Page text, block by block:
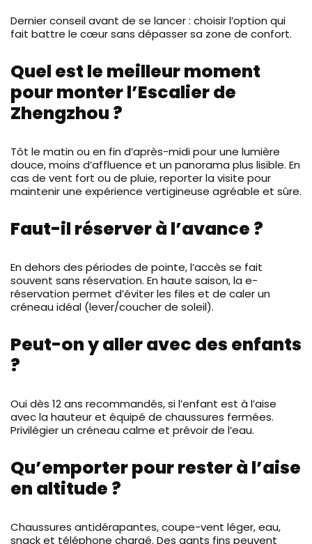
Dernier conseil avant de se lancer : choisir l’option qui
fait battre le cœur sans dépasser sa zone de confort.
Quel est le meilleur moment
pour monter l’Escalier de
Zhengzhou ?
Tôt le matin ou en fin d’après-midi pour une lumière
douce, moins d’affluence et un panorama plus lisible. En
cas de vent fort ou de pluie, reporter la visite pour
maintenir une expérience vertigineuse agréable et sûre.
Faut-il réserver à l’avance ?
En dehors des périodes de pointe, l’accès se fait
souvent sans réservation. En haute saison, la e-
réservation permet d’éviter les files et de caler un
créneau idéal (lever/coucher de soleil).
Peut-on y aller avec des enfants
?
Oui dès 12 ans recommandés, si l’enfant est à l’aise
avec la hauteur et équipé de chaussures fermées.
Privilégier un créneau calme et prévoir de l’eau.
Qu’emporter pour rester à l’aise
en altitude ?
Chaussures antidérapantes, coupe-vent léger, eau,
snack et téléphone chargé. Des gants fins peuvent